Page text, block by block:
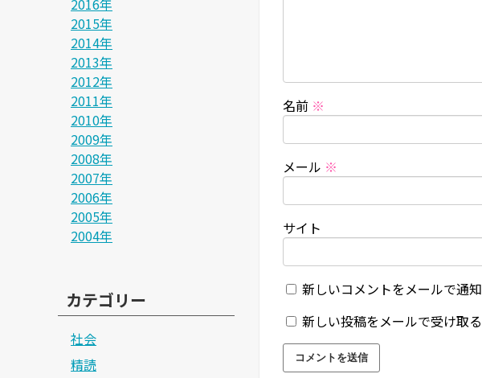
名前 ※
メール ※
サイト
新しいコメントをメールで通知
新しい投稿をメールで受け取る
2016年
2015年
2014年
2013年
2012年
2011年
2010年
2009年
2008年
2007年
2006年
2005年
2004年
カテゴリー
社会
精読